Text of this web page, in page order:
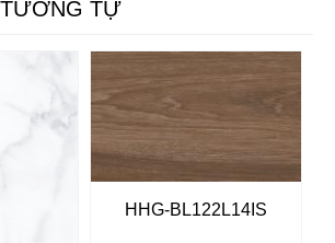
TỰ
HHG-BL122L14IS